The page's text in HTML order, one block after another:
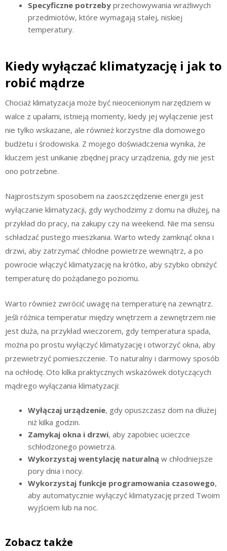
Specyficzne potrzeby przechowywania wrażliwych
przedmiotów, które wymagają stałej, niskiej
temperatury.
Kiedy wyłączać klimatyzację i jak to
robić mądrze
Chociaż klimatyzacja może być nieocenionym narzędziem w
walce z upałami, istnieją momenty, kiedy jej wyłączenie jest
nie tylko wskazane, ale również korzystne dla domowego
budżetu i środowiska. Z mojego doświadczenia wynika, że
kluczem jest unikanie zbędnej pracy urządzenia, gdy nie jest
ono potrzebne.
Najprostszym sposobem na zaoszczędzenie energii jest
wyłączanie klimatyzacji, gdy wychodzimy z domu na dłużej, na
przykład do pracy, na zakupy czy na weekend. Nie ma sensu
schładzać pustego mieszkania. Warto wtedy zamknąć okna i
drzwi, aby zatrzymać chłodne powietrze wewnątrz, a po
powrocie włączyć klimatyzację na krótko, aby szybko obniżyć
temperaturę do pożądanego poziomu.
Warto również zwrócić uwagę na temperaturę na zewnątrz.
Jeśli różnica temperatur między wnętrzem a zewnętrzem nie
jest duża, na przykład wieczorem, gdy temperatura spada,
można po prostu wyłączyć klimatyzację i otworzyć okna, aby
przewietrzyć pomieszczenie. To naturalny i darmowy sposób
na ochłodę. Oto kilka praktycznych wskazówek dotyczących
mądrego wyłączania klimatyzacji:
Wyłączaj urządzenie, gdy opuszczasz dom na dłużej
niż kilka godzin.
Zamykaj okna i drzwi, aby zapobiec ucieczce
schłodzonego powietrza.
Wykorzystaj wentylację naturalną w chłodniejsze
pory dnia i nocy.
Wykorzystaj funkcje programowania czasowego,
aby automatycznie wyłączyć klimatyzację przed Twoim
wyjściem lub na noc.
Zobacz także